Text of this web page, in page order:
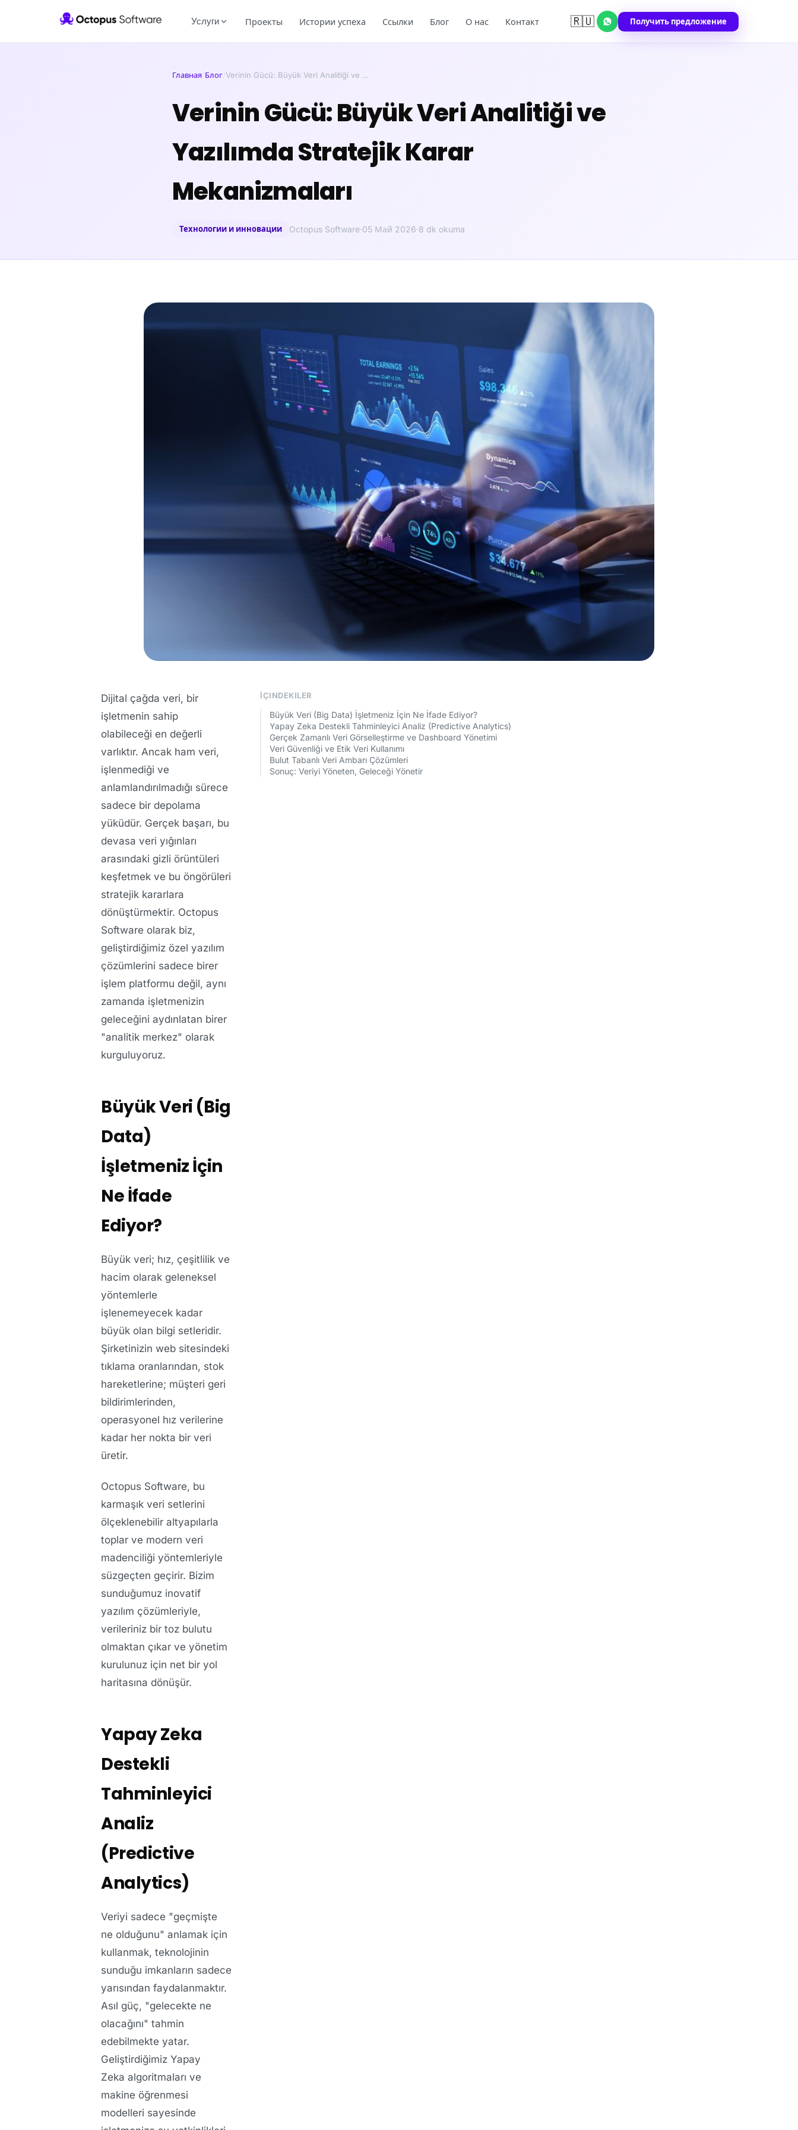
Услуги Проекты Истории успеха Ссылки Блог О нас Контакт 🇷🇺 Получить предложение
Главная/Блог/Verinin Gücü: Büyük Veri Analitiği ve …
Verinin Gücü: Büyük Veri Analitiği ve
Yazılımda Stratejik Karar
Mekanizmaları
Технологии и инновации Octopus Software·05 Май 2026·8 dk okuma
İÇINDEKILER
Büyük Veri (Big Data) İşletmeniz İçin Ne İfade Ediyor?
Yapay Zeka Destekli Tahminleyici Analiz (Predictive Analytics)
Gerçek Zamanlı Veri Görselleştirme ve Dashboard Yönetimi
Veri Güvenliği ve Etik Veri Kullanımı
Bulut Tabanlı Veri Ambarı Çözümleri
Sonuç: Veriyi Yöneten, Geleceği Yönetir
Dijital çağda veri, bir
işletmenin sahip
olabileceği en değerli
varlıktır. Ancak ham veri,
işlenmediği ve
anlamlandırılmadığı sürece
sadece bir depolama
yüküdür. Gerçek başarı, bu
devasa veri yığınları
arasındaki gizli örüntüleri
keşfetmek ve bu öngörüleri
stratejik kararlara
dönüştürmektir. Octopus
Software olarak biz,
geliştirdiğimiz özel yazılım
çözümlerini sadece birer
işlem platformu değil, aynı
zamanda işletmenizin
geleceğini aydınlatan birer
"analitik merkez" olarak
kurguluyoruz.
Büyük Veri (Big
Data)
İşletmeniz İçin
Ne İfade
Ediyor?
Büyük veri; hız, çeşitlilik ve
hacim olarak geleneksel
yöntemlerle
işlenemeyecek kadar
büyük olan bilgi setleridir.
Şirketinizin web sitesindeki
tıklama oranlarından, stok
hareketlerine; müşteri geri
bildirimlerinden,
operasyonel hız verilerine
kadar her nokta bir veri
üretir.
Octopus Software, bu
karmaşık veri setlerini
ölçeklenebilir altyapılarla
toplar ve modern veri
madenciliği yöntemleriyle
süzgeçten geçirir. Bizim
sunduğumuz inovatif
yazılım çözümleriyle,
verileriniz bir toz bulutu
olmaktan çıkar ve yönetim
kurulunuz için net bir yol
haritasına dönüşür.
Yapay Zeka
Destekli
Tahminleyici
Analiz
(Predictive
Analytics)
Veriyi sadece "geçmişte
ne olduğunu" anlamak için
kullanmak, teknolojinin
sunduğu imkanların sadece
yarısından faydalanmaktır.
Asıl güç, "gelecekte ne
olacağını" tahmin
edebilmekte yatar.
Geliştirdiğimiz Yapay
Zeka algoritmaları ve
makine öğrenmesi
modelleri sayesinde